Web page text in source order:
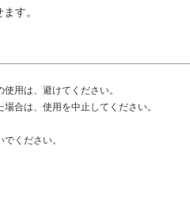
す。
用は、避けてください。
合は、使用を中止してください。
ください。